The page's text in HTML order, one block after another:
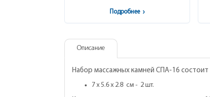
Подробнее ›
Описание
Набор массажных камней СПА-16 состоит
7 х 5.6 х 2.8 см - 2 шт.